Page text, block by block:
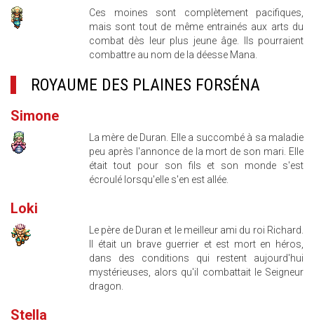
Ces moines sont complètement pacifiques,
mais sont tout de même entrainés aux arts du
combat dès leur plus jeune âge. Ils pourraient
combattre au nom de la déesse Mana.
ROYAUME DES PLAINES FORSÉNA
Simone
La mère de Duran. Elle a succombé à sa maladie
peu après l'annonce de la mort de son mari. Elle
était tout pour son fils et son monde s'est
écroulé lorsqu'elle s'en est allée.
Loki
Le père de Duran et le meilleur ami du roi Richard.
Il était un brave guerrier et est mort en héros,
dans des conditions qui restent aujourd'hui
mystérieuses, alors qu'il combattait le Seigneur
dragon.
Stella